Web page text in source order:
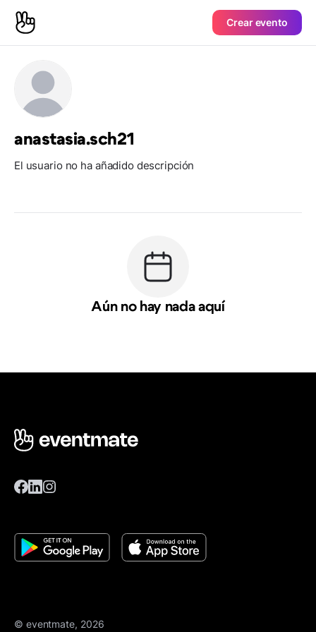
Crear evento
anastasia.sch21
El usuario no ha añadido descripción
Aún no hay nada aquí
© eventmate, 2026